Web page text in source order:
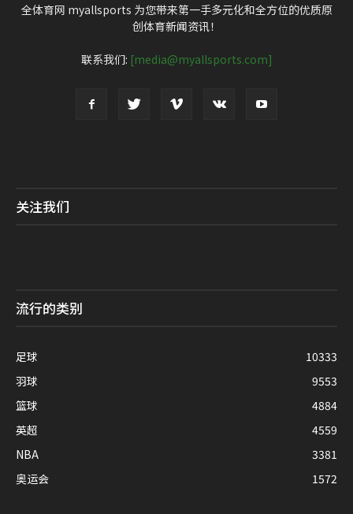
全体育网 myallsports 为您带来第一手多元化和全方位的优质原
创体育新闻资讯！
联系我们: [media@myallsports.com]
关注我们
流行的类别
足球
10333
羽球
9553
篮球
4884
英超
4559
NBA
3381
奥运会
1572